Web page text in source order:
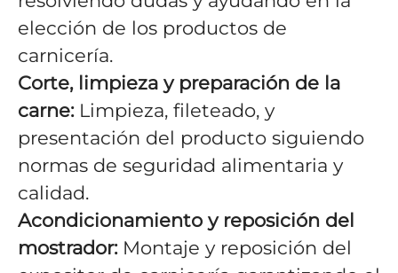
elección de los productos de
carnicería.
Corte, limpieza y preparación de la
carne:Limpieza, fileteado, y
presentación del producto siguiendo
normas de seguridad alimentaria y
calidad.
Acondicionamiento y reposición del
mostrador:Montaje y reposición del